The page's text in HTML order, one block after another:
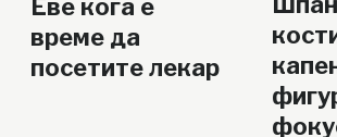
Еве кога е
време да
посетите лекар